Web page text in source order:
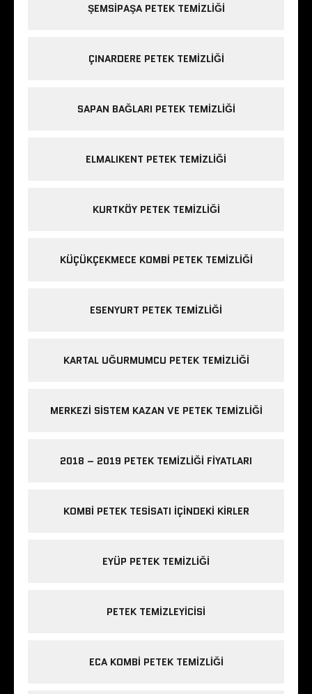
ŞEMSIPAŞA PETEK TEMIZLIĞI
ÇINARDERE PETEK TEMIZLIĞI
SAPAN BAĞLARI PETEK TEMIZLIĞI
ELMALIKENT PETEK TEMIZLIĞI
KURTKÖY PETEK TEMIZLIĞI
KÜÇÜKÇEKMECE KOMBI PETEK TEMIZLIĞI
ESENYURT PETEK TEMIZLIĞI
KARTAL UĞURMUMCU PETEK TEMIZLIĞI
MERKEZI SISTEM KAZAN VE PETEK TEMIZLIĞI
2018 – 2019 PETEK TEMIZLIĞI FIYATLARI
KOMBI PETEK TESISATI IÇINDEKI KIRLER
EYÜP PETEK TEMIZLIĞI
PETEK TEMIZLEYICISI
ECA KOMBI PETEK TEMIZLIĞI